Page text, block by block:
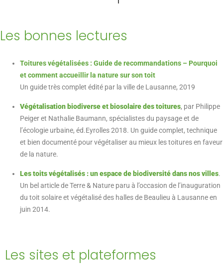
Les bonnes lectures
Toitures végétalisées : Guide de recommandations – Pourquoi
et comment accueillir la nature sur son toit
Un guide très complet édité par la ville de Lausanne, 2019
Végétalisation biodiverse et biosolaire des toitures, par Philippe
Peiger et Nathalie Baumann, spécialistes du paysage et de
l’écologie urbaine, éd.Eyrolles 2018. Un guide complet, technique
et bien documenté pour végétaliser au mieux les toitures en faveur
de la nature.
Les toits végétalisés : un espace de biodiversité dans nos villes.
Un bel article de Terre & Nature paru à l’occasion de l’inauguration
du toit solaire et végétalisé des halles de Beaulieu à Lausanne en
juin 2014.
Les sites et plateformes